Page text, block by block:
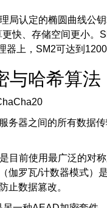
局认定的椭圆曲线公
快、存储空间更小。
器上，SM2可达到
哈希算法
务器之间的所有数据
目前使用最广泛的对
伽罗瓦/计数器模式）
止数据篡改。